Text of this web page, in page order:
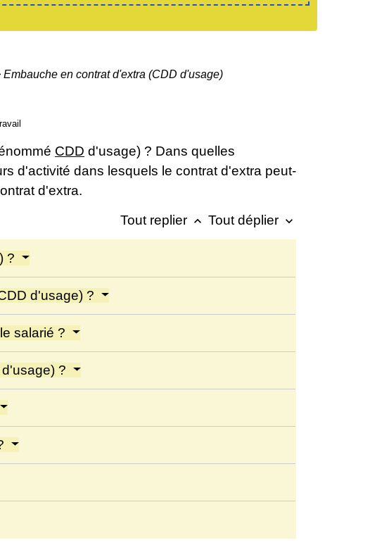
Embauche en contrat d'extra (CDD d'usage)
CDD d'usage) ? Dans quelles
d'activité dans lesquels le contrat d'extra peut-
d'extra.
Tout replier keyboard_arrow_up Tout déplier keyboard_arrow_down
?
d'usage) ?
salarié ?
?